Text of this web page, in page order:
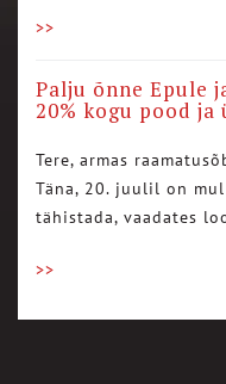
>>
Palju õnne Epule
20% kogu pood
Tere, armas
Täna, 20. juulil on
tähistada, vaadates
>>